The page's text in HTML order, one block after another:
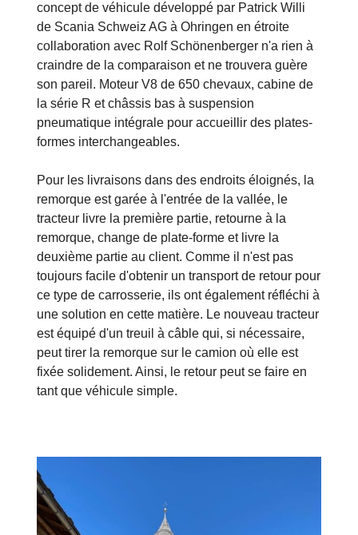
concept de véhicule développé par Patrick Willi
de Scania Schweiz AG à Ohringen en étroite
collaboration avec Rolf Schönenberger n'a rien à
craindre de la comparaison et ne trouvera guère
son pareil. Moteur V8 de 650 chevaux, cabine de
la série R et châssis bas à suspension
pneumatique intégrale pour accueillir des plates-
formes interchangeables.
Pour les livraisons dans des endroits éloignés, la
remorque est garée à l'entrée de la vallée, le
tracteur livre la première partie, retourne à la
remorque, change de plate-forme et livre la
deuxième partie au client. Comme il n'est pas
toujours facile d'obtenir un transport de retour pour
ce type de carrosserie, ils ont également réfléchi à
une solution en cette matière. Le nouveau tracteur
est équipé d'un treuil à câble qui, si nécessaire,
peut tirer la remorque sur le camion où elle est
fixée solidement. Ainsi, le retour peut se faire en
tant que véhicule simple.